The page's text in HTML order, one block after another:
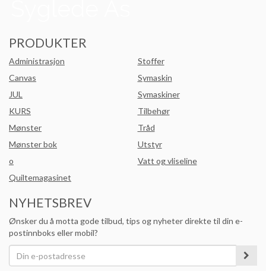
PRODUKTER
Administrasjon
Canvas
JUL
KURS
Mønster
Mønster bok
o
Quiltemagasinet
Stoffer
Symaskin
Symaskiner
Tilbehør
Tråd
Utstyr
Vatt og vliseline
NYHETSBREV
Ønsker du å motta gode tilbud, tips og nyheter direkte til din e-
postinnboks eller mobil?